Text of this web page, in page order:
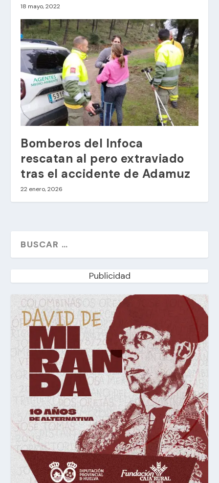
18 mayo, 2022
Bomberos del Infoca
rescatan al pero extraviado
tras el accidente de Adamuz
22 enero, 2026
Publicidad